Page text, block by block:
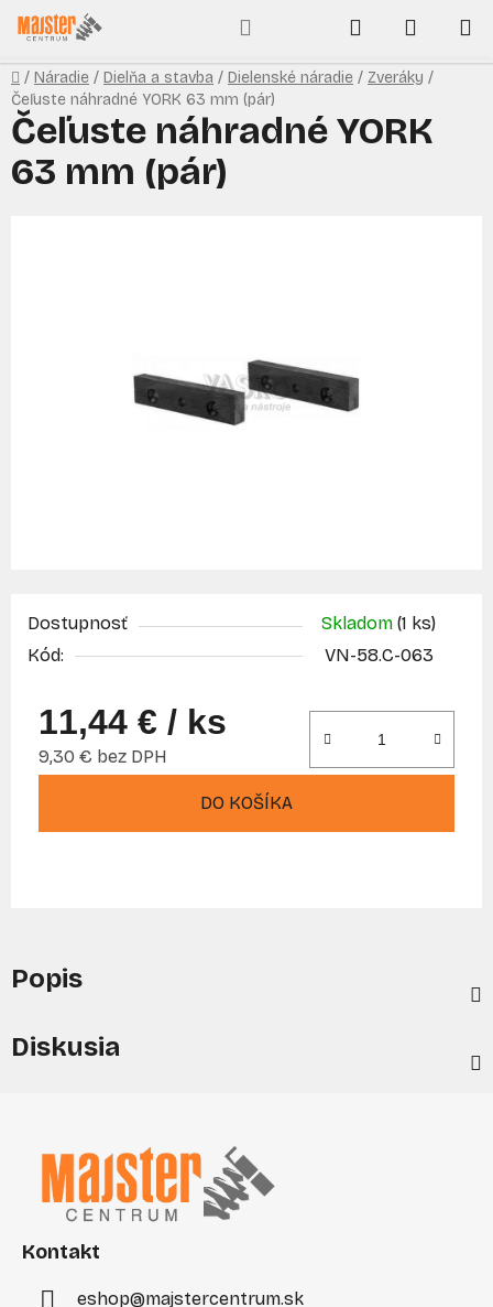
Prejsť
na
obsah
Hľadať
KOŠÍK
Domov
/ Náradie / Dielňa a stavba / Dielenské náradie / Zveráky /
Čeľuste náhradné YORK 63 mm (pár)
Dostupnosť Skladom (1 ks)
Kód:
VN-58.C-063
11,44 € / ks
9,30 € bez DPH
DO KOŠÍKA
Čeľuste náhradné YORK
63 mm (pár)
Popis
Diskusia
Kontakt
eshop@majstercentrum.sk